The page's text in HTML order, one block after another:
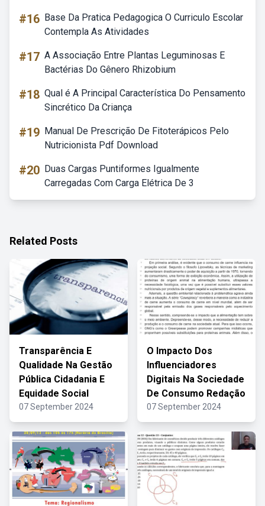
#16 Base Da Pratica Pedagogica O Curriculo Escolar
Contempla As Atividades
#17 A Associação Entre Plantas Leguminosas E
Bactérias Do Gênero Rhizobium
#18 Qual é A Principal Característica Do Pensamento
Sincrético Da Criança
#19 Manual De Prescrição De Fitoterápicos Pelo
Nutricionista Pdf Download
#20 Duas Cargas Puntiformes Igualmente
Carregadas Com Carga Elétrica De 3
Related Posts
Transparência E
Qualidade Na Gestão
Pública Cidadania E
Equidade Social
07 September 2024
O Impacto Dos
Influenciadores
Digitais Na Sociedade
De Consumo Redação
07 September 2024